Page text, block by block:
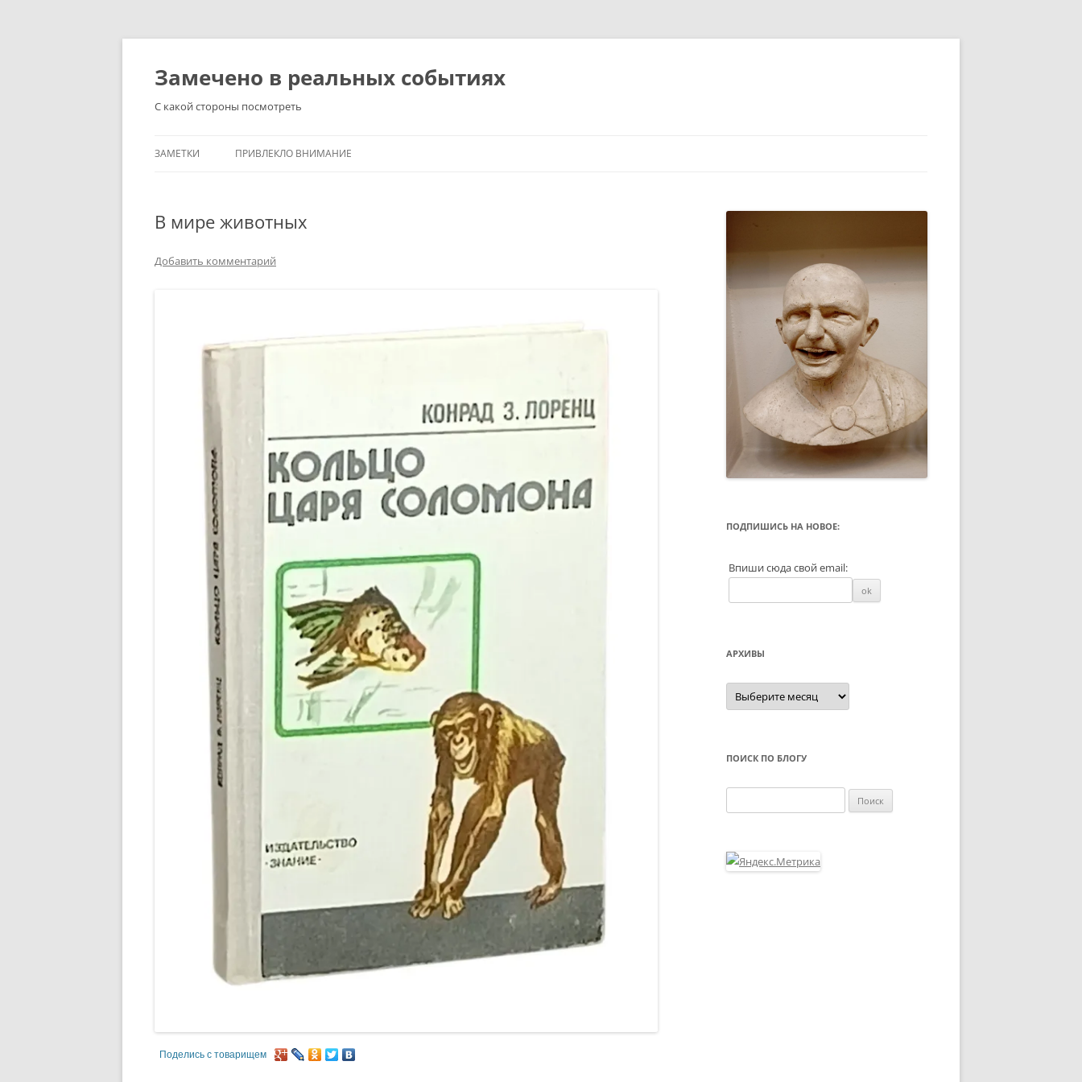
Перейти
Замечено в реальных событиях
С какой стороны посмотреть
ЗАМЕТКИ ПРИВЛЕКЛО ВНИМАНИЕ
В мире животных
Добавить комментарий
Поделись с товарищем
ПОДПИШИСЬ НА НОВОЕ:
Впиши сюда свой email:
АРХИВЫ
Архивы
ПОИСК ПО БЛОГУ